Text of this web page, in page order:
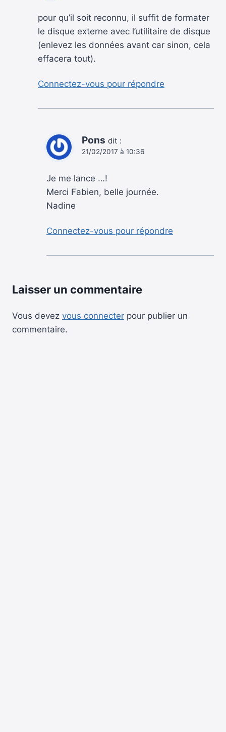
pour qu’il soit reconnu, il suffit de formater
le disque externe avec l’utilitaire de disque
(enlevez les données avant car sinon, cela
effacera tout).
Connectez-vous pour répondre
Pons dit :
21/02/2017 à 10:36
Je me lance …!
Merci Fabien, belle journée.
Nadine
Connectez-vous pour répondre
Laisser un commentaire
Vous devez vous connecter pour publier un
commentaire.